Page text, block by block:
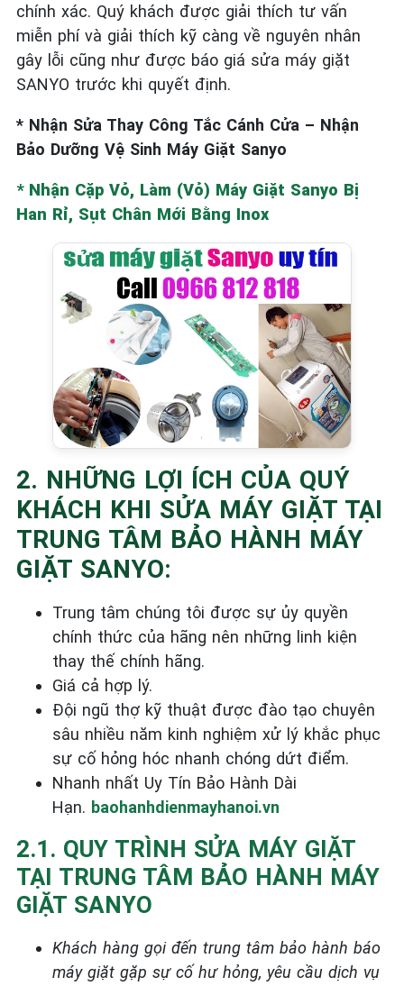
chính xác. Quý khách được giải thích tư vấn
miễn phí và giải thích kỹ càng về nguyên nhân
gây lỗi cũng như được báo giá sửa máy giặt
SANYO trước khi quyết định.
* Nhận Sửa Thay Công Tắc Cánh Cửa – Nhận
Bảo Dưỡng Vệ Sinh Máy Giặt Sanyo
* Nhận Cặp Vỏ, Làm (Vỏ) Máy Giặt Sanyo Bị
Han Rỉ, Sụt Chân Mới Bằng Inox
2. NHỮNG LỢI ÍCH CỦA QUÝ
KHÁCH KHI SỬA MÁY GIẶT TẠI
TRUNG TÂM BẢO HÀNH MÁY
GIẶT SANYO:
Trung tâm chúng tôi được sự ủy quyền
chính thức của hãng nên những linh kiện
thay thế chính hãng.
Giá cả hợp lý.
Đội ngũ thợ kỹ thuật được đào tạo chuyên
sâu nhiều năm kinh nghiệm xử lý khắc phục
sự cố hỏng hóc nhanh chóng dứt điểm.
Nhanh nhất Uy Tín Bảo Hành Dài
Hạn. baohanhdienmayhanoi.vn
2.1. QUY TRÌNH SỬA MÁY GIẶT
TẠI TRUNG TÂM BẢO HÀNH MÁY
GIẶT SANYO
Khách hàng gọi đến trung tâm bảo hành báo
máy giặt gặp sự cố hư hỏng, yêu cầu dịch vụ